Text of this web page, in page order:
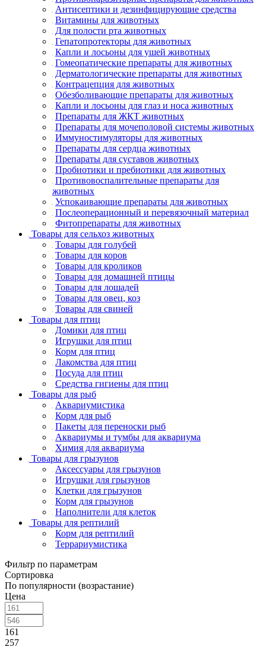
Антисептики и дезинфицирующие средства
Витамины для животных
Для полости рта животных
Гепатопротекторы для животных
Капли и лосьоны для ушей животных
Гомеопатические препараты для животных
Дерматологические препараты для животных
Контрацепция для животных
Обезболивающие препараты для животных
Капли и лосьоны для глаз и носа животных
Препараты для ЖКТ животных
Препараты для мочеполовой системы животных
Иммуностимуляторы для животных
Препараты для сердца животных
Препараты для суставов животных
Пробиотики и пребиотики для животных
Противовоспалительные препараты для
животных
Успокаивающие препараты для животных
Послеоперационный и перевязочный материал
Фитопрепараты для животных
Товары для сельхоз животных
Товары для голубей
Товары для коров
Товары для кроликов
Товары для домашней птицы
Товары для лошадей
Товары для овец, коз
Товары для свиней
Товары для птиц
Домики для птиц
Игрушки для птиц
Корм для птиц
Лакомства для птиц
Посуда для птиц
Средства гигиены для птиц
Товары для рыб
Аквариумистика
Корм для рыб
Пакеты для переноски рыб
Аквариумы и тумбы для аквариума
Химия для аквариума
Товары для грызунов
Аксессуары для грызунов
Игрушки для грызунов
Клетки для грызунов
Корм для грызунов
Наполнители для клеток
Товары для рептилий
Корм для рептилий
Террариумистика
Фильтр по параметрам
Сортировка
По популярности (возрастание)
Цена
161
257